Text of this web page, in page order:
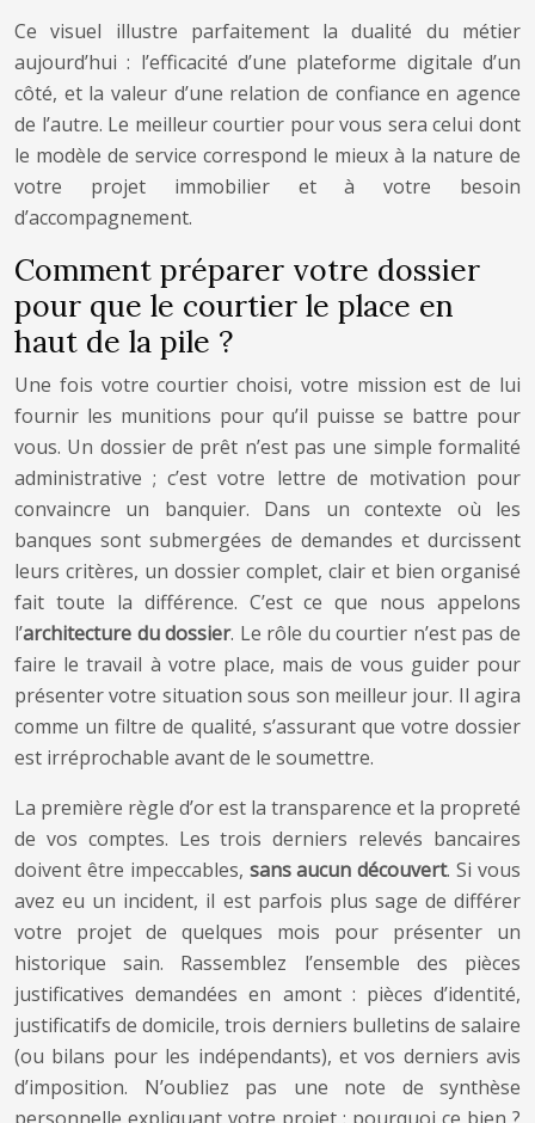
Ce visuel illustre parfaitement la dualité du métier
aujourd’hui : l’efficacité d’une plateforme digitale d’un
côté, et la valeur d’une relation de confiance en agence
de l’autre. Le meilleur courtier pour vous sera celui dont
le modèle de service correspond le mieux à la nature de
votre projet immobilier et à votre besoin
d’accompagnement.
Comment préparer votre dossier
pour que le courtier le place en
haut de la pile ?
Une fois votre courtier choisi, votre mission est de lui
fournir les munitions pour qu’il puisse se battre pour
vous. Un dossier de prêt n’est pas une simple formalité
administrative ; c’est votre lettre de motivation pour
convaincre un banquier. Dans un contexte où les
banques sont submergées de demandes et durcissent
leurs critères, un dossier complet, clair et bien organisé
fait toute la différence. C’est ce que nous appelons
l’architecture du dossier. Le rôle du courtier n’est pas de
faire le travail à votre place, mais de vous guider pour
présenter votre situation sous son meilleur jour. Il agira
comme un filtre de qualité, s’assurant que votre dossier
est irréprochable avant de le soumettre.
La première règle d’or est la transparence et la propreté
de vos comptes. Les trois derniers relevés bancaires
doivent être impeccables, sans aucun découvert. Si vous
avez eu un incident, il est parfois plus sage de différer
votre projet de quelques mois pour présenter un
historique sain. Rassemblez l’ensemble des pièces
justificatives demandées en amont : pièces d’identité,
justificatifs de domicile, trois derniers bulletins de salaire
(ou bilans pour les indépendants), et vos derniers avis
d’imposition. N’oubliez pas une note de synthèse